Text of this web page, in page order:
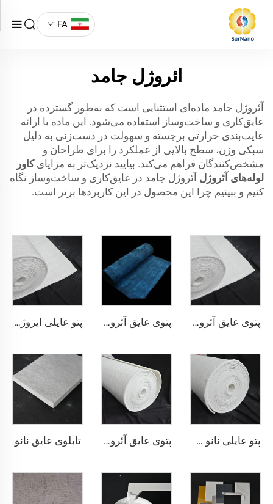
FA
ائروژل جامد
آئروژل جامد ماده‌ای استثنایی است که به‌طور گسترده در
عایق‌کاری و ساخت‌وساز استفاده می‌شود. این ماده با ارائه
عایب‌بندی حرارتی برجسته و سهولت در دست‌زنی به دلیل
سبکی وزن، سطح بالایی از عملکرد را برای طراحان و
مشخص‌کنندگان فراهم می‌کند. بیایید نزدیک‌تر به مزایایکاور
لوله‌های آئروژل آئروژل جامد در عایق‌کاری و ساخت‌وساز نگاه
کنیم و ببینیم چرا این محصول در این کاربردها برتر است.
پتوی عایق آئروژل 200℃ پتوی عایق آئروژل 350℃ پتو عایلی ایروژل 650 درجه سانتی‌گراد
پتو عایلی نانو 650 درجه سانتی‌گراد پتوی عایق آئروژل 1000℃ تابلوی عایق نانو